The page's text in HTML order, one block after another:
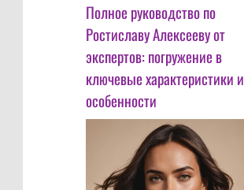
Полное руководство по
Ростиславу Алексееву от
экспертов: погружение в
ключевые характеристики и
особенности